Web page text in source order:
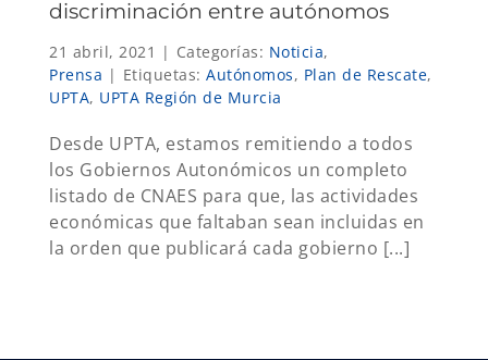
discriminación entre autónomos
21 abril, 2021 | Categorías: Noticia,
Prensa | Etiquetas: Autónomos, Plan de Rescate,
UPTA, UPTA Región de Murcia
Desde UPTA, estamos remitiendo a todos
los Gobiernos Autonómicos un completo
listado de CNAES para que, las actividades
económicas que faltaban sean incluidas en
la orden que publicará cada gobierno [...]